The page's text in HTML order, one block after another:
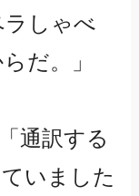
しゃべ
だ。」
通訳する
いました